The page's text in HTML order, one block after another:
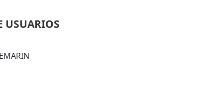
USUARIOS